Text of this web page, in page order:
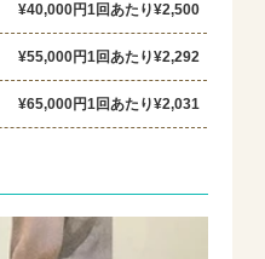
¥40,000円1回あたり¥2,500
¥55,000円1回あたり¥2,292
¥65,000円1回あたり¥2,031